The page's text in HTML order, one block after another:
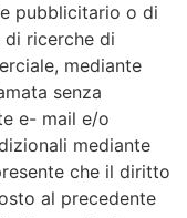
pubblicitario o di
ricerche di
mediante
senza
e- mail e/o
mediante
che il diritto
al precedente